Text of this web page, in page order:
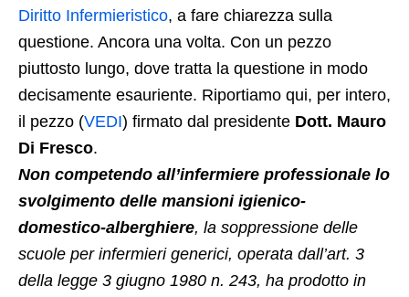
Diritto Infermieristico, a fare chiarezza sulla
questione. Ancora una volta. Con un pezzo
piuttosto lungo, dove tratta la questione in modo
decisamente esauriente. Riportiamo qui, per intero,
il pezzo (VEDI) firmato dal presidente Dott. Mauro
Di Fresco.
Non competendo all’infermiere professionale lo
svolgimento delle mansioni igienico-
domestico-alberghiere, la soppressione delle
scuole per infermieri generici, operata dall’art. 3
della legge 3 giugno 1980 n. 243, ha prodotto in